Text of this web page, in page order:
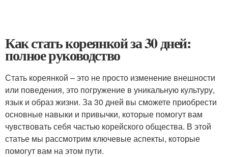
Как стать кореянкой за 30 дней:
полное руководство
Стать кореянкой – это не просто изменение внешности
или поведения, это погружение в уникальную культуру,
язык и образ жизни. За 30 дней вы сможете приобрести
основные навыки и привычки, которые помогут вам
чувствовать себя частью корейского общества. В этой
статье мы рассмотрим ключевые аспекты, которые
помогут вам на этом пути.